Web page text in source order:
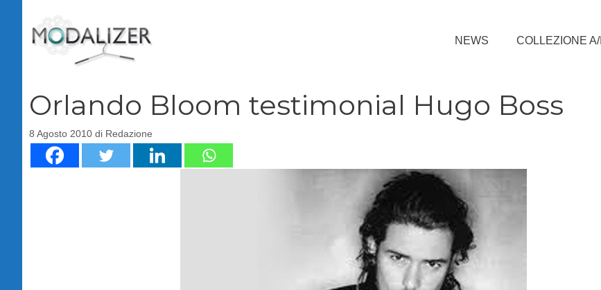
contenuto
NEWS COLLEZIONE A/I
Orlando Bloom testimonial Hugo Boss
8 Agosto 2010 di Redazione